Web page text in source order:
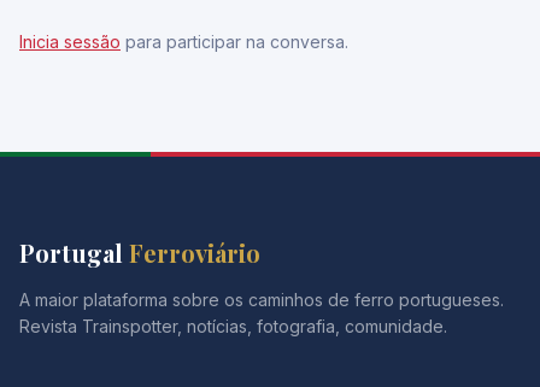
Inicia sessão para participar na conversa.
Portugal Ferroviário
A maior plataforma sobre os caminhos de ferro portugueses.
Revista Trainspotter, notícias, fotografia, comunidade.